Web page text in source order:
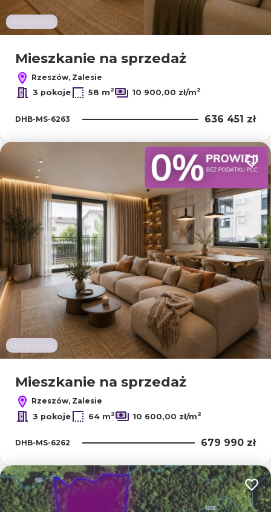
Mieszkanie na sprzedaż
Rzeszów, Zalesie
3 pokoje
58 m2 10 900,00 zł/m2
DHB-MS-6263 636 451 zł
Mieszkanie na sprzedaż
Rzeszów, Zalesie
3 pokoje
64 m2 10 600,00 zł/m2
DHB-MS-6262 679 990 zł